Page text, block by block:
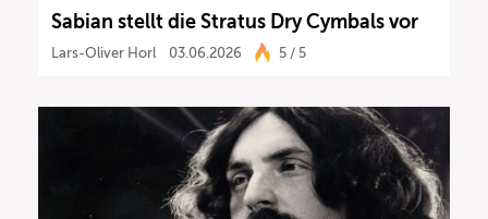
Sabian stellt die Stratus Dry Cymbals vor
Lars-Oliver Horl 03.06.2026 5 / 5